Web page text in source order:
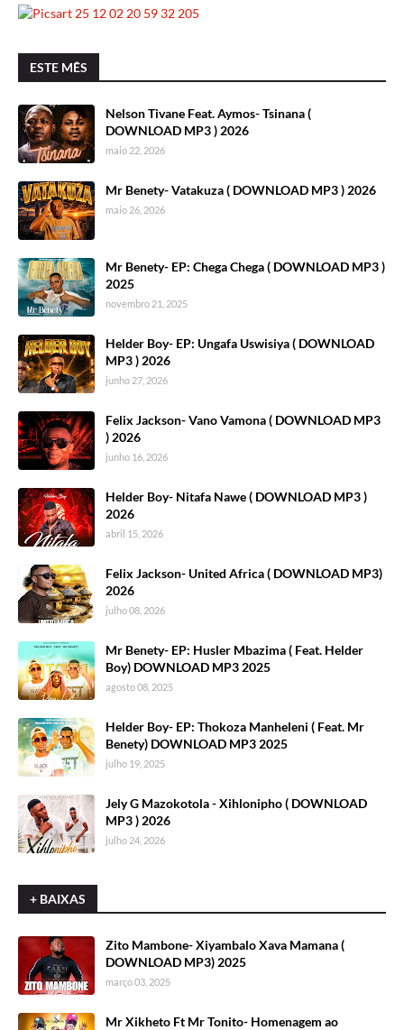
ESTE MÊS
Nelson Tivane Feat. Aymos- Tsinana (
DOWNLOAD MP3 ) 2026
maio 22, 2026
Mr Benety- Vatakuza ( DOWNLOAD MP3 ) 2026
maio 26, 2026
Mr Benety- EP: Chega Chega ( DOWNLOAD MP3 )
2025
novembro 21, 2025
Helder Boy- EP: Ungafa Uswisiya ( DOWNLOAD
MP3 ) 2026
junho 27, 2026
Felix Jackson- Vano Vamona ( DOWNLOAD MP3
) 2026
junho 16, 2026
Helder Boy- Nitafa Nawe ( DOWNLOAD MP3 )
2026
abril 15, 2026
Felix Jackson- United Africa ( DOWNLOAD MP3)
2026
julho 08, 2026
Mr Benety- EP: Husler Mbazima ( Feat. Helder
Boy) DOWNLOAD MP3 2025
agosto 08, 2025
Helder Boy- EP: Thokoza Manheleni ( Feat. Mr
Benety) DOWNLOAD MP3 2025
julho 19, 2025
Jely G Mazokotola - Xihlonipho ( DOWNLOAD
MP3 ) 2026
julho 24, 2026
+ BAIXAS
Zito Mambone- Xiyambalo Xava Mamana (
DOWNLOAD MP3) 2025
março 03, 2025
Mr Xikheto Ft Mr Tonito- Homenagem ao